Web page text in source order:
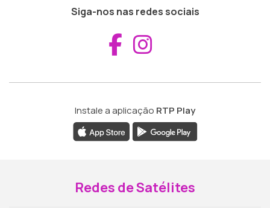
Siga-nos nas redes sociais
Aceder ao
Instale a aplicação RTP Play
Redes de Satélites